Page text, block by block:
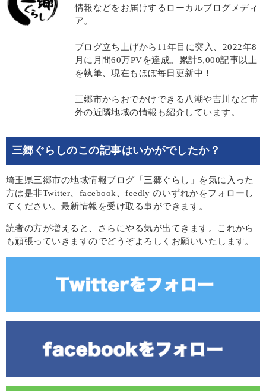
情報などをお届けするローカルブログメディ
ア。
ブログ立ち上げから11年目に突入、2022年8
月に月間60万PVを達成。累計5,000記事以上
を執筆、現在もほぼ毎日更新中！
三郷市からおでかけできる八潮や吉川など市
外の近隣地域の情報も紹介しています。
三郷ぐらしのこの記事はいかがでしたか？
埼玉県三郷市の地域情報ブログ「三郷ぐらし」を気に入った
方は是非Twitter、facebook、feedly のいずれかをフォローし
てください。最新情報を受け取る事ができます。
読者の方が増えると、さらにやる気が出てきます。これから
も頑張っていきますのでどうぞよろしくお願いいたします。